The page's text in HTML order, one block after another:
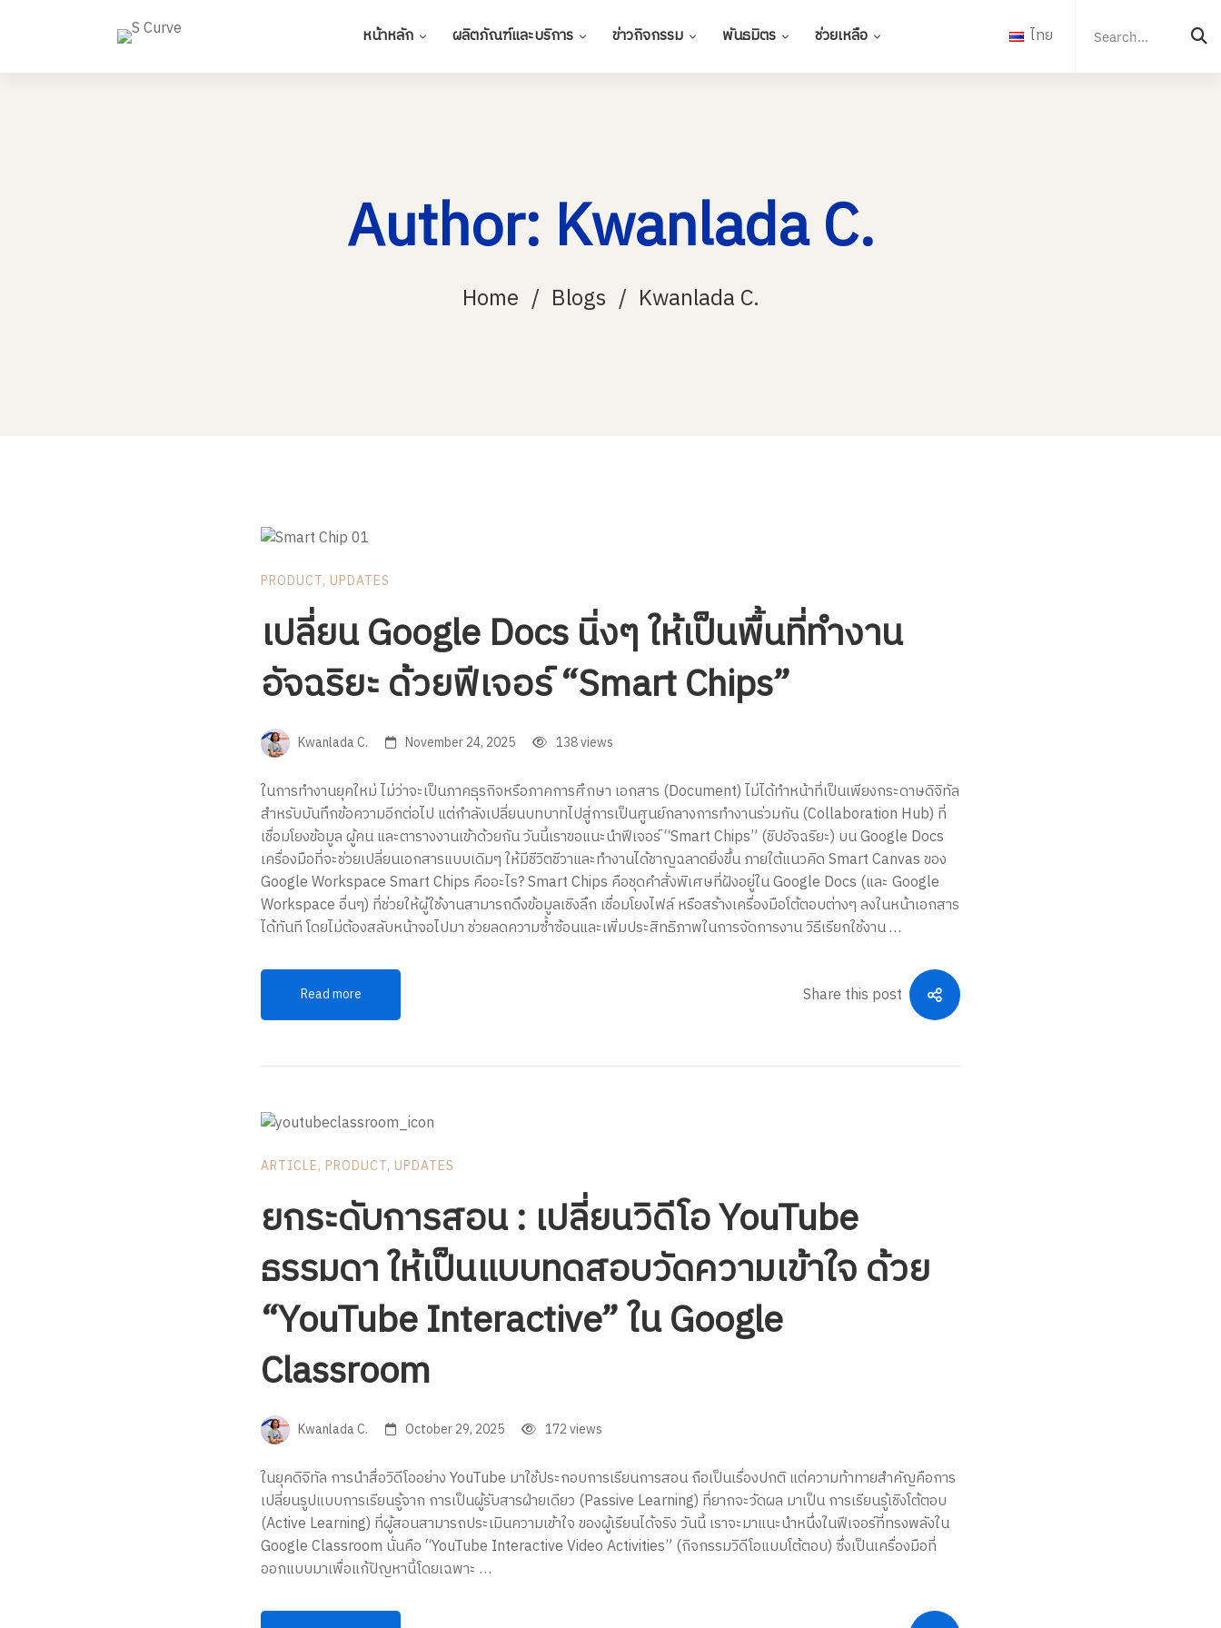
หน้าหลัก ผลิตภัณฑ์และบริการ ข่าวกิจกรรม พันธมิตร ช่วยเหลือ ไทย
for:
Author: Kwanlada C.
Home Blogs Kwanlada C.
PRODUCT, UPDATES
เปลี่ยน Google Docs นิ่งๆ ให้เป็นพื้นที่ทำงาน
อัจฉริยะ ด้วยฟีเจอร์ “Smart Chips”
Kwanlada C. November 24, 2025 138 views
ในการทำงานยุคใหม่ ไม่ว่าจะเป็นภาคธุรกิจหรือภาคการศึกษา เอกสาร (Document) ไม่ได้ทำหน้าที่เป็นเพียงกระดาษดิจิทัล
สำหรับบันทึกข้อความอีกต่อไป แต่กำลังเปลี่ยนบทบาทไปสู่การเป็นศูนย์กลางการทำงานร่วมกัน (Collaboration Hub) ที่
เชื่อมโยงข้อมูล ผู้คน และตารางงานเข้าด้วยกัน วันนี้เราขอแนะนำฟีเจอร์ “Smart Chips” (ชิปอัจฉริยะ) บน Google Docs
เครื่องมือที่จะช่วยเปลี่ยนเอกสารแบบเดิมๆ ให้มีชีวิตชีวาและทำงานได้ชาญฉลาดยิ่งขึ้น ภายใต้แนวคิด Smart Canvas ของ
Google Workspace Smart Chips คืออะไร? Smart Chips คือชุดคำสั่งพิเศษที่ฝังอยู่ใน Google Docs (และ Google
Workspace อื่นๆ) ที่ช่วยให้ผู้ใช้งานสามารถดึงข้อมูลเชิงลึก เชื่อมโยงไฟล์ หรือสร้างเครื่องมือโต้ตอบต่างๆ ลงในหน้าเอกสาร
ได้ทันที โดยไม่ต้องสลับหน้าจอไปมา ช่วยลดความซ้ำซ้อนและเพิ่มประสิทธิภาพในการจัดการงาน วิธีเรียกใช้งาน …
Read more Share this post
ARTICLE, PRODUCT, UPDATES
ยกระดับการสอน : เปลี่ยนวิดีโอ YouTube
ธรรมดา ให้เป็นแบบทดสอบวัดความเข้าใจ ด้วย
“YouTube Interactive” ใน Google
Classroom
Kwanlada C. October 29, 2025 172 views
ในยุคดิจิทัล การนำสื่อวิดีโออย่าง YouTube มาใช้ประกอบการเรียนการสอน ถือเป็นเรื่องปกติ แต่ความท้าทายสำคัญคือการ
เปลี่ยนรูปแบบการเรียนรู้จาก การเป็นผู้รับสารฝ่ายเดียว (Passive Learning) ที่ยากจะวัดผล มาเป็น การเรียนรู้เชิงโต้ตอบ
(Active Learning) ที่ผู้สอนสามารถประเมินความเข้าใจ ของผู้เรียนได้จริง วันนี้ เราจะมาแนะนำหนึ่งในฟีเจอร์ที่ทรงพลังใน
Google Classroom นั่นคือ “YouTube Interactive Video Activities” (กิจกรรมวิดีโอแบบโต้ตอบ) ซึ่งเป็นเครื่องมือที่
ออกแบบมาเพื่อแก้ปัญหานี้โดยเฉพาะ …